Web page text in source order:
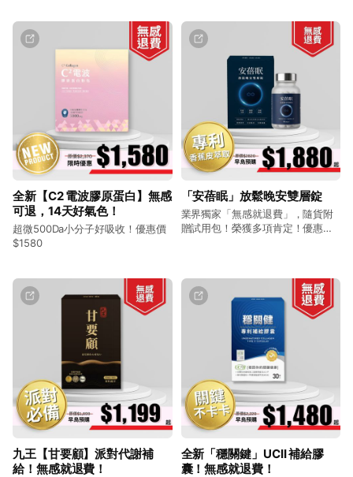
全新【C2 電波膠原蛋白】無感
可退，14天好氣色！
超微500Da小分子好吸收！優惠價
$1580
「安蓓眠」放鬆晚安雙層錠
業界獨家「無感就退費」，隨貨附
贈試用包！榮獲多項肯定！優惠價
九王【甘要顧】派對代謝補
給！無感就退費！
全新「穩關鍵」UCII 補給膠
囊！無感就退費！